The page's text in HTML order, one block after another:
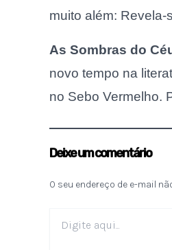
muito além:
As Sombras do
novo tempo na
no Sebo Vermelho.
Deixe um comentário
O seu endereço de e-mail
aqui...